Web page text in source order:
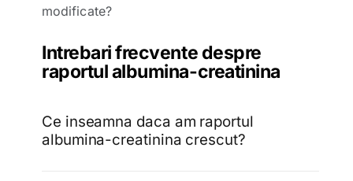
modificate?
Intrebari frecvente despre
raportul albumina-creatinina
Ce inseamna daca am raportul
albumina-creatinina crescut?